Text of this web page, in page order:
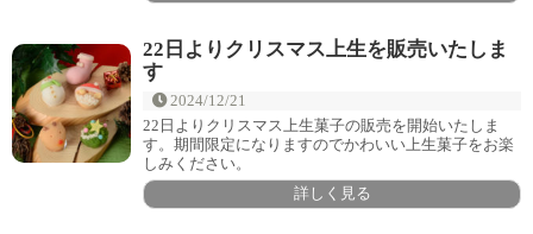
22日よりクリスマス上生を販売いたしま
す
2024/12/21
22日よりクリスマス上生菓子の販売を開始いたしま
す。期間限定になりますのでかわいい上生菓子をお楽
しみください。
詳しく見る